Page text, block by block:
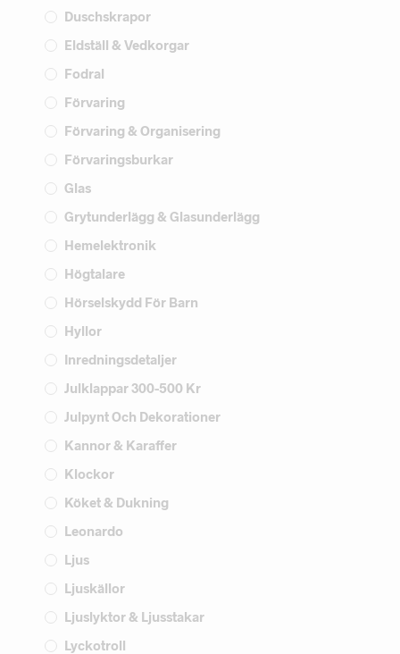
Duschskrapor
Eldställ & Vedkorgar
Fodral
Förvaring
Förvaring & Organisering
Förvaringsburkar
Glas
Grytunderlägg & Glasunderlägg
Hemelektronik
Högtalare
Hörselskydd För Barn
Hyllor
Inredningsdetaljer
Julklappar 300-500 Kr
Julpynt Och Dekorationer
Kannor & Karaffer
Klockor
Köket & Dukning
Leonardo
Ljus
Ljuskällor
Ljuslyktor & Ljusstakar
Lyckotroll